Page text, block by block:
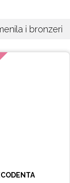
i bronzeri